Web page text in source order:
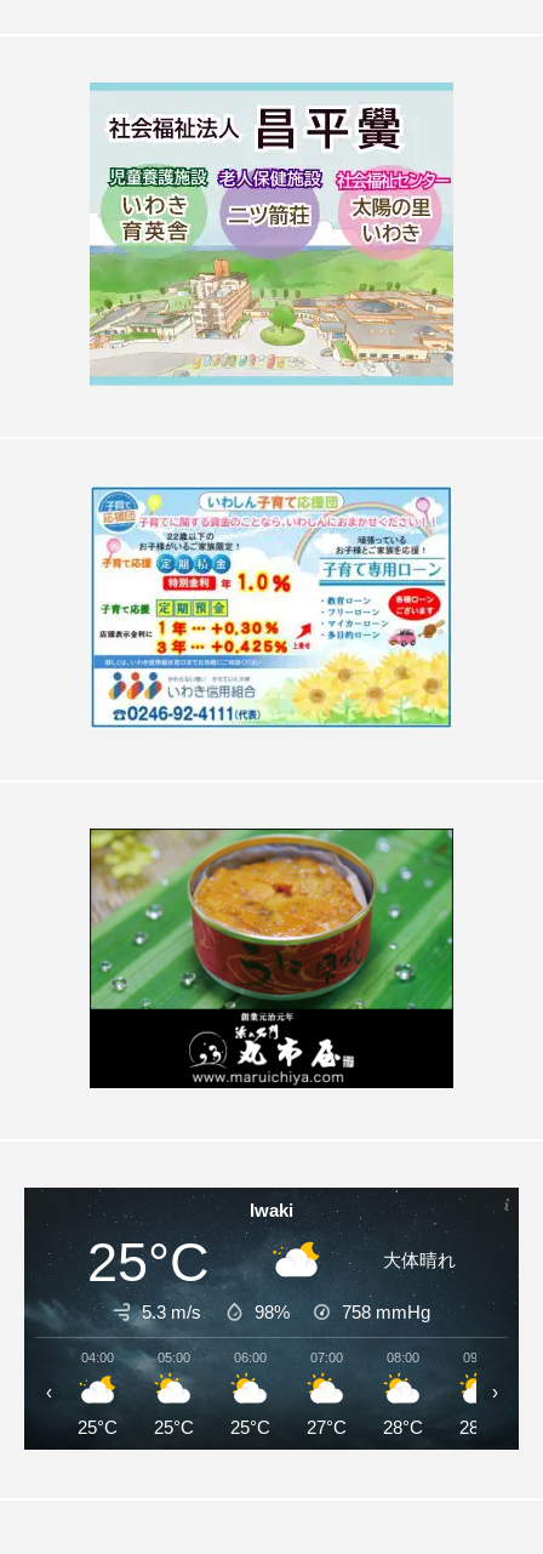
Iwaki
25°C 大体晴れ
5.3 m/s 98% 758 mmHg
04:00
25°C
05:00
25°C
06:00
25°C
07:00
27°C
08:00
28°C
09:00
28°C
‹ ›